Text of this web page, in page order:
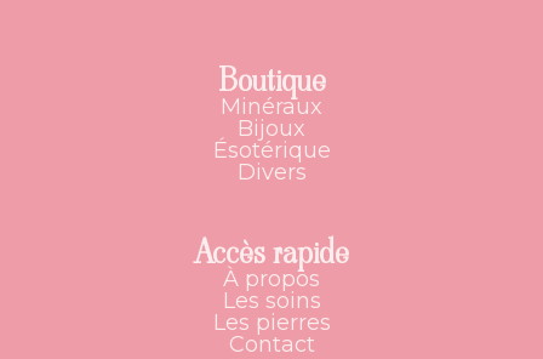
Boutique
Minéraux
Bijoux
Ésotérique
Divers
Accès rapide
À propos
Les soins
Les pierres
Contact